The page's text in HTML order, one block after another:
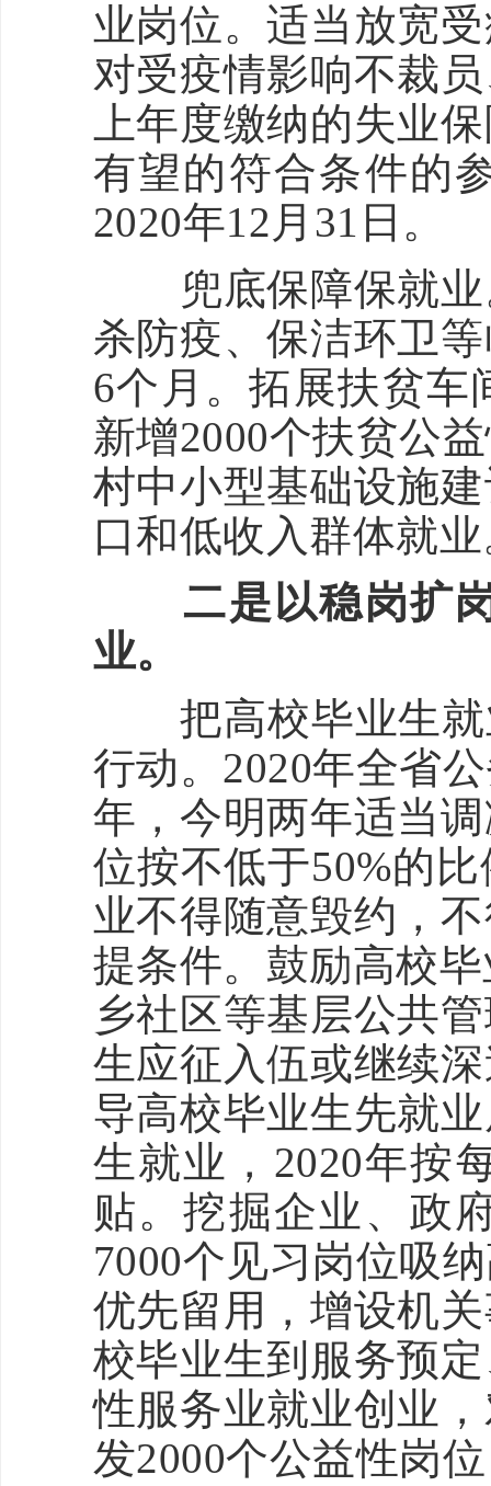
业岗位。适当放宽
对受疫情影响不裁
上年度缴纳的失业
有望的符合条件的
2020年12月31日。
兜底保障保就业
杀防疫、保洁环卫
6个月。拓展扶贫车
新增2000个扶贫公
村中小型基础设施
口和低收入群体就
二是以稳岗扩岗
业。
把高校毕业生就
行动。2020年全省
年，今明两年适当
位按不低于50%的
业不得随意毁约，
提条件。鼓励高校
乡社区等基层公共
生应征入伍或继续
导高校毕业生先就
生就业，2020年按
贴。挖掘企业、政
7000个见习岗位吸
优先留用，增设机
校毕业生到服务预
性服务业就业创业
发2000个公益性岗